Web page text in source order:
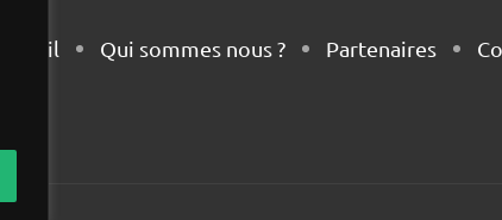
Accueil Qui sommes nous ? Partenaires